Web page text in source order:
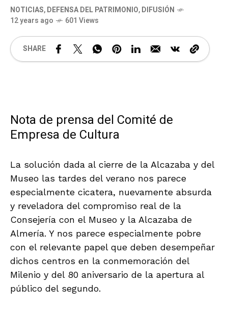
NOTICIAS,DEFENSA DEL PATRIMONIO,DIFUSIÓN
12 years ago
601 Views
SHARE
Nota de prensa del Comité de
Empresa de Cultura
La solución dada al cierre de la Alcazaba y del
Museo las tardes del verano nos parece
especialmente cicatera, nuevamente absurda
y reveladora del compromiso real de la
Consejería con el Museo y la Alcazaba de
Almería. Y nos parece especialmente pobre
con el relevante papel que deben desempeñar
dichos centros en la conmemoración del
Milenio y del 80 aniversario de la apertura al
público del segundo.